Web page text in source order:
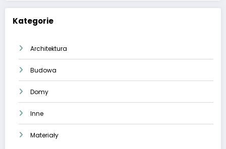
Kategorie
Architektura
Budowa
Domy
Inne
Materiały